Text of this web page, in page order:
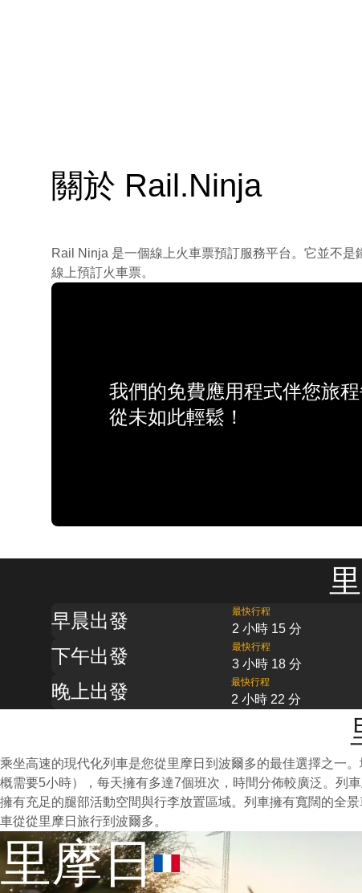
關於 Rail.Ninja
Rail Ninja 是一個線上火車票預訂服務平台。它並不
線上預訂火車票。
我們的免費應用程式伴您旅
從未如此輕鬆！
早晨出發 最快行程
2 小時 15 分
下午出發 最快行程
3 小時 18 分
晚上出發 最快行程
2 小時 22 分
乘坐高速的現代化列車是您從里摩日到波爾多的最佳選擇之一
概需要5小時），每天擁有多達7個班次，時間分佈較廣泛。列
擁有充足的腿部活動空間與行李放置區域。列車擁有寬闊的全
車從從里摩日旅行到波爾多。
里摩日